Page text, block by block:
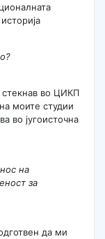
во ЦИКП
моите студии
во југоисточна
на
за
да ми